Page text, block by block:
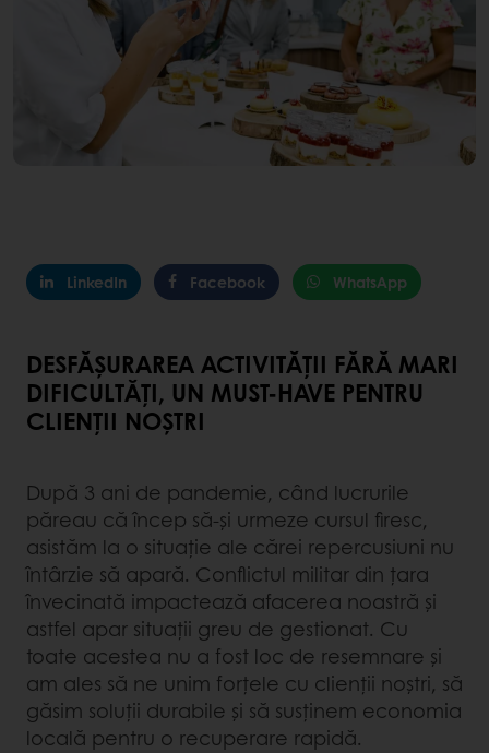
LinkedIn Facebook WhatsApp
DESFĂȘURAREA ACTIVITĂȚII FĂRĂ MARI
DIFICULTĂȚI, UN MUST-HAVE PENTRU
CLIENȚII NOȘTRI
După 3 ani de pandemie, când lucrurile
păreau că încep să-și urmeze cursul firesc,
asistăm la o situație ale cărei repercusiuni nu
întârzie să apară. Conflictul militar din țara
învecinată impactează afacerea noastră și
astfel apar situații greu de gestionat. Cu
toate acestea nu a fost loc de resemnare și
am ales să ne unim forțele cu clienții noștri, să
găsim soluții durabile și să susținem economia
locală pentru o recuperare rapidă.